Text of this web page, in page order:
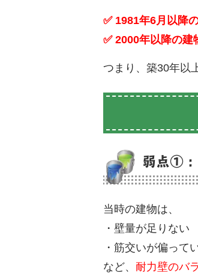
✅ 1981年6月以降
✅ 2000年以降の
つまり、築30年以
弱点①：
当時の建物は、
・壁量が足りない
・筋交いが偏って
など、 耐力壁のバ